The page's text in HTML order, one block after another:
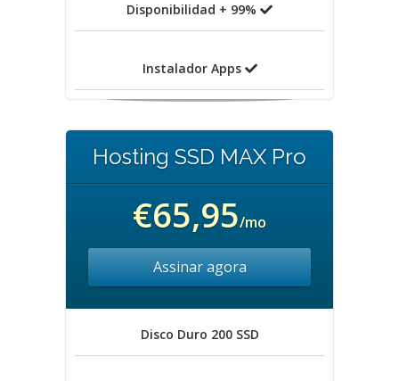
Disponibilidad + 99%
Instalador Apps
Hosting SSD MAX Pro
€65,95/mo
Assinar agora
Disco Duro 200 SSD